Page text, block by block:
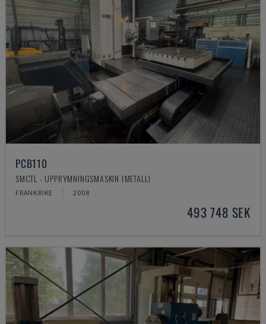
PCB110
SMCTL - UPPRYMNINGSMASKIN (METALL)
FRANKRIKE 2008
493 748 SEK